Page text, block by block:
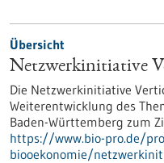
Übersicht
Netzwerkinitiative
Die Netzwerkinitiative
Weiterentwicklung des
Baden-Württemberg zum
https://www.bio-pro.de/
biooekonomie/